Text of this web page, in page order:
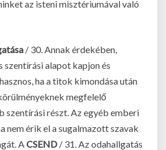
az isteni misztériumával való
/ 30. Annak érdekében,
szentírási alapot kapjon és
ha a titok kimondása után
megfelelő
szentírási részt. Az egyéb emberi
nem érik el a sugalmazott szavak
ACSEND / 31. Az odahallgatás